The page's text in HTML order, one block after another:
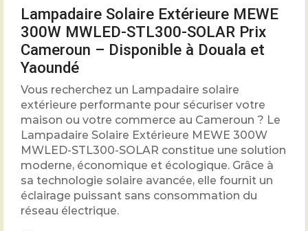
Lampadaire Solaire Extérieure MEWE
300W MWLED-STL300-SOLAR Prix
Cameroun – Disponible à Douala et
Yaoundé
Vous recherchez un Lampadaire solaire
extérieure performante pour sécuriser votre
maison ou votre commerce au Cameroun ? Le
Lampadaire Solaire Extérieure MEWE 300W
MWLED-STL300-SOLAR constitue une solution
moderne, économique et écologique. Grâce à
sa technologie solaire avancée, elle fournit un
éclairage puissant sans consommation du
réseau électrique.